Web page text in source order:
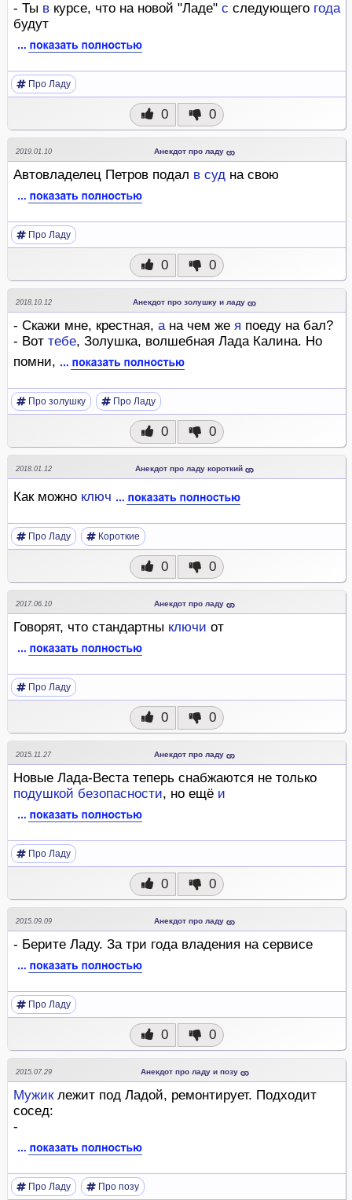
- Ты в курсе, что на новой "Ладе" с следующего года
будут
Про Ладу
0 0
2019.01.10 Анекдот про ладу
Автовладелец Петров подал в суд на свою
Про Ладу
0 0
2018.10.12 Анекдот про золушку и ладу
- Скажи мне, крестная, ана чем же я поеду на бал?
- Вот тебе, Золушка, волшебная Лада Калина. Но
помни,
Про золушку Про Ладу
0 0
2018.01.12 Анекдот про ладу короткий
Как можно ключ
Про Ладу Короткие
0 0
2017.06.10 Анекдот про ладу
Говорят, что стандартны ключи от
Про Ладу
0 0
2015.11.27 Анекдот про ладу
Новые Лада-Веста теперь снабжаются не только
подушкой безопасности, но ещё и
Про Ладу
0 0
2015.09.09 Анекдот про ладу
- Берите Ладу. За три года владения на сервисе
Про Ладу
0 0
2015.07.29 Анекдот про ладу и позу
Мужиклежит под Ладой, ремонтирует. Подходит
сосед:
-
Про Ладу Про позу